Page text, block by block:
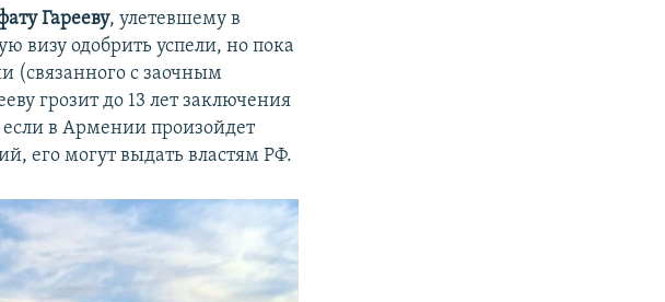
Гарееву, улетевшему в
визу одобрить успели, но пока
(связанного с заочным
грозит до 13 лет заключения
в Армении произойдет
его могут выдать властям РФ.